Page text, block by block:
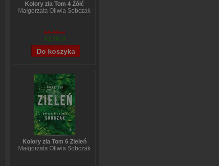
Kolory zła Tom 4 Żółć
Małgorzata Oliwia Sobczak
54,49 zł
43,79 zł
Kolory zła Tom 6 Zieleń
Małgorzata Oliwia Sobczak